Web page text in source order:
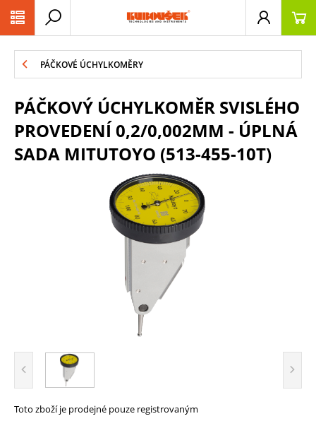
PÁČKOVÉ ÚCHYLKOMĚRY
PÁČKOVÝ ÚCHYLKOMĚR SVISLÉHO
PROVEDENÍ 0,2/0,002MM - ÚPLNÁ
SADA MITUTOYO (513-455-10T)
Toto zboží je prodejné pouze registrovaným